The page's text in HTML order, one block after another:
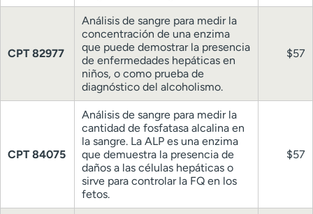
CPT 82977
Análisis de sangre para medir la
concentración de una enzima
que puede demostrar la presencia
de enfermedades hepáticas en
niños, o como prueba de
diagnóstico del alcoholismo.
$57
CPT 84075
Análisis de sangre para medir la
cantidad de fosfatasa alcalina en
la sangre. La ALP es una enzima
que demuestra la presencia de
daños a las células hepáticas o
sirve para controlar la FQ en los
fetos.
$57